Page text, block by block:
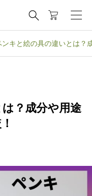

ンキと絵の具の違いとは？
？成分や用途